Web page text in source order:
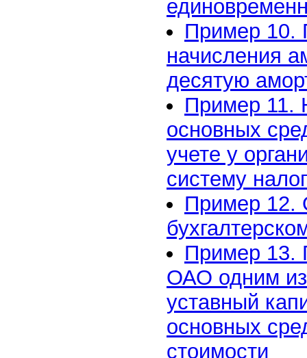
Пример 10.
начисления
десятую
Пример 11.
основных
учете у
систему
Пример 12.
Пример 13.
ОАО одним из
уставный
основных
стоимости